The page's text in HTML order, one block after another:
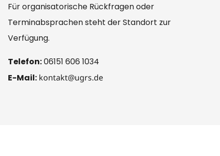
Für organisatorische Rückfragen oder
Terminabsprachen steht der Standort zur
Verfügung.
Telefon:06151 606 1034
E-Mail: kontakt@ugrs.de